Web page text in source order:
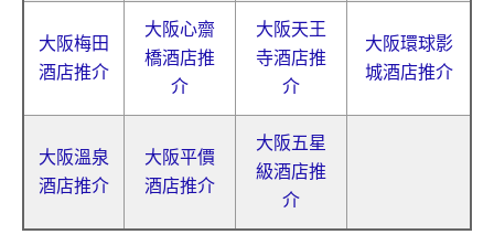
大阪梅田
酒店推介
大阪心齋
橋酒店推
介
大阪天王
寺酒店推
介
大阪環球影
城酒店推介
大阪溫泉
酒店推介
大阪平價
酒店推介
大阪五星
級酒店推
介